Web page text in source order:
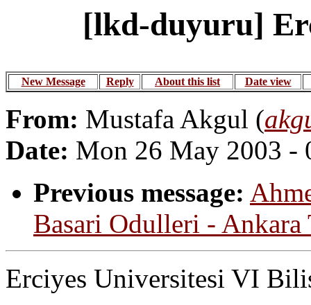
[lkd-duyuru]
New Message Reply About this list Date view
From: Mustafa Akgul (
Date: Mon 26 May 2003 -
Previous message:
Basari Odulleri -
Erciyes Universitesi VI